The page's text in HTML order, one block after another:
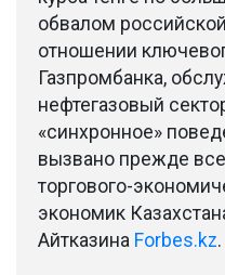
обвалом
отношении
Газпромбанка,
нефтегазовый
«синхронное»
вызвано прежде
торгового-
экономик
Айтказина Forbes.kz.